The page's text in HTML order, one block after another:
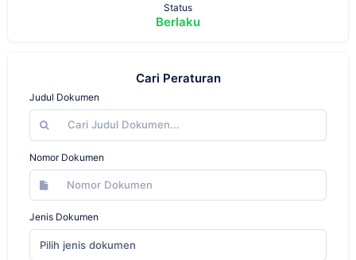
Status
Berlaku
Cari Peraturan
Judul Dokumen
Nomor Dokumen
Jenis Dokumen
Pilih jenis dokumen